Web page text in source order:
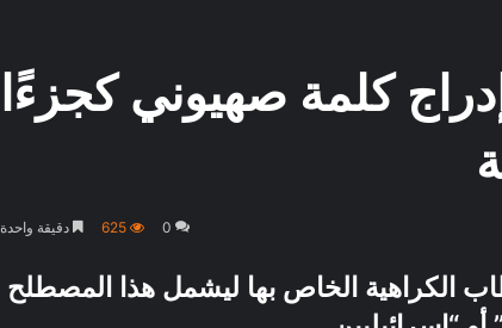
كلمة صهيوني كجزءًا
0
625 دقيقة واحدة
الكراهية الخاص بها ليشمل هذا المصطلح